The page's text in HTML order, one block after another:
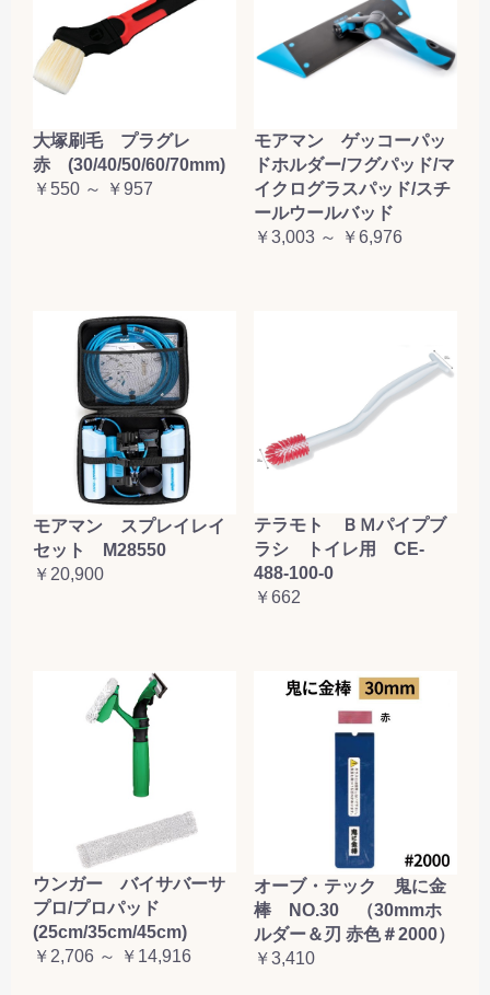
大塚刷毛 プラグレ
赤 (30/40/50/60/70mm)
￥550 ～ ￥957
モアマン ゲッコーパッ
ドホルダー/フグパッド/マ
イクログラスパッド/スチ
ールウールバッド
￥3,003 ～ ￥6,976
モアマン スプレイレイ
セット M28550
￥20,900
テラモト ＢＭパイプブ
ラシ トイレ用 CE-
488-100-0
￥662
ウンガー バイサバーサ
プロ/プロパッド
(25cm/35cm/45cm)
￥2,706 ～ ￥14,916
オーブ・テック 鬼に金
棒 NO.30 （30mmホ
ルダー＆刃 赤色＃2000）
￥3,410